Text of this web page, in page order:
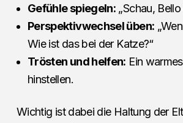
Gefühle spiegeln: „Schau,
Perspektivwechsel üben:
Wie ist das bei der Katze?“
Trösten und helfen: Ein
hinstellen.
Wichtig ist dabei die Haltung der